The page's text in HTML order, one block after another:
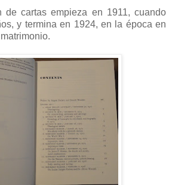
de cartas empieza en 1911, cuando
y termina en 1924, en la época en